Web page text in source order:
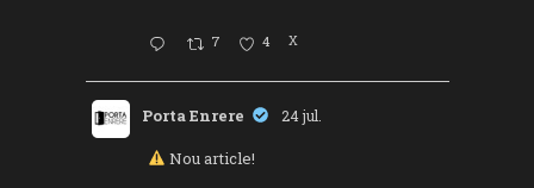
7 4 X
Porta Enrere 24 jul.
Nou article!